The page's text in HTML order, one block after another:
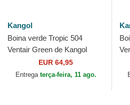
Kangol
Boina verde Tropic 504
Ventair Green de Kangol
EUR 64,95
Entrega terça-feira, 11 ago.